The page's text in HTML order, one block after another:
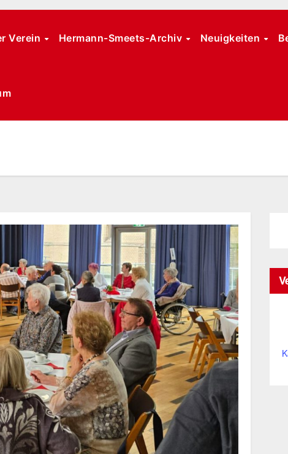
Verein Hermann-Smeets-Archiv Neuigkeiten